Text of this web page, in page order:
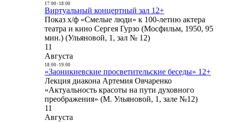
17:00- 18:00
Виртуальный концертный зал 12+
Показ х/ф «Смелые люди» к 100-летию актера
театра и кино Сергея Гурзо (Мосфильм, 1950, 95
мин.) (Ульяновой, 1, зал № 12)
11
Августа
18:00- 19:00
«Заоникиевские просветительские беседы» 12+
Лекция диакона Артемия Овчаренко
«Актуальность красоты на пути духовного
преображения» (М. Ульяновой, 1, зале №12)
11
Августа